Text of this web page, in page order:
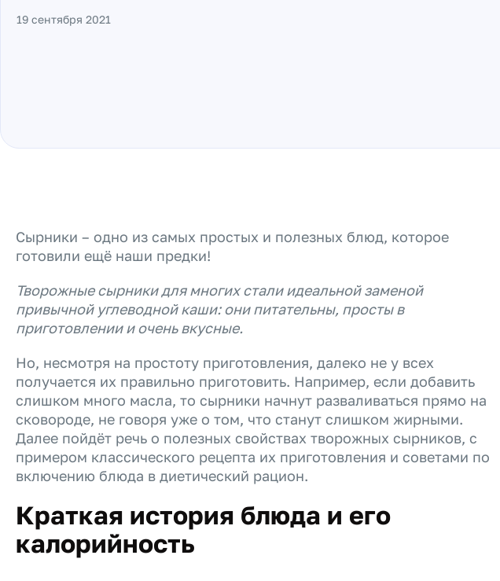
19 сентября 2021
Сырники – одно из самых простых и полезных блюд, которое
готовили ещё наши предки!
Творожные сырники для многих стали идеальной заменой
привычной углеводной каши: они питательны, просты в
приготовлении и очень вкусные.
Но, несмотря на простоту приготовления, далеко не у всех
получается их правильно приготовить. Например, если добавить
слишком много масла, то сырники начнут разваливаться прямо на
сковороде, не говоря уже о том, что станут слишком жирными.
Далее пойдёт речь о полезных свойствах творожных сырников, с
примером классического рецепта их приготовления и советами по
включению блюда в диетический рацион.
Краткая история блюда и его
калорийность